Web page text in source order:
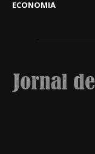
ECONOMIA